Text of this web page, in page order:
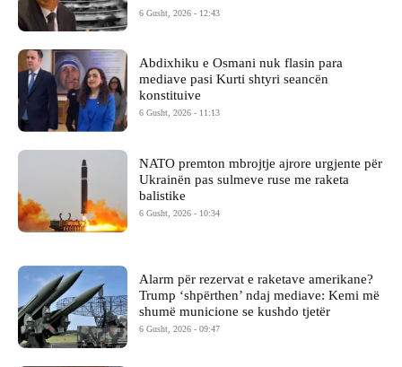
6 Gusht, 2026 - 12:43
Abdixhiku e Osmani nuk flasin para
mediave pasi Kurti shtyri seancën
konstituive
6 Gusht, 2026 - 11:13
NATO premton mbrojtje ajrore urgjente për
Ukrainën pas sulmeve ruse me raketa
balistike
6 Gusht, 2026 - 10:34
Alarm për rezervat e raketave amerikane?
Trump ‘shpërthen’ ndaj mediave: Kemi më
shumë municione se kushdo tjetër
6 Gusht, 2026 - 09:47